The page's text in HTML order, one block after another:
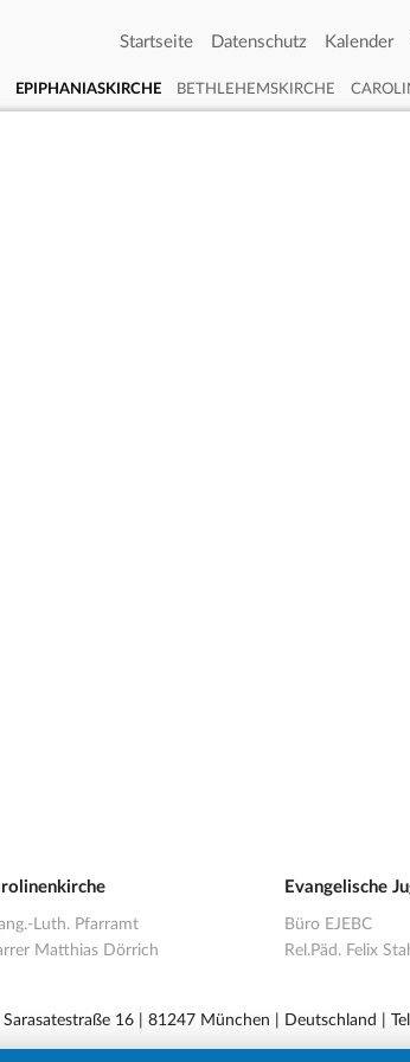
Startseite Datenschutz Kalender
EPIPHANIASKIRCHE BETHLEHEMSKIRCHE
Luth. Pfarramt
Matthias Dörrich
Evangelische
Büro EJEBC
Rel.Päd. Felix
16 | 81247 München | Deutschland |